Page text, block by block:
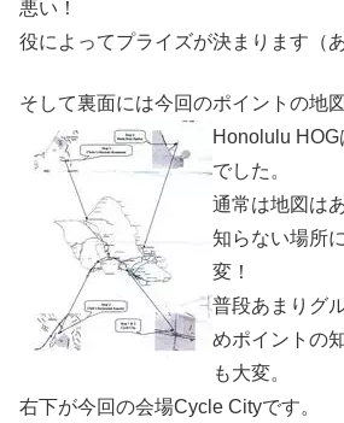
悪い！
役によってプライズが決まります（
そして裏面には今回のポイントの地図
Honolulu HOG
でした。
通常は地図は
知らない場所
変！
普段あまりグ
めポイントの
も大変。
右下が今回の会場Cycle Cityです。